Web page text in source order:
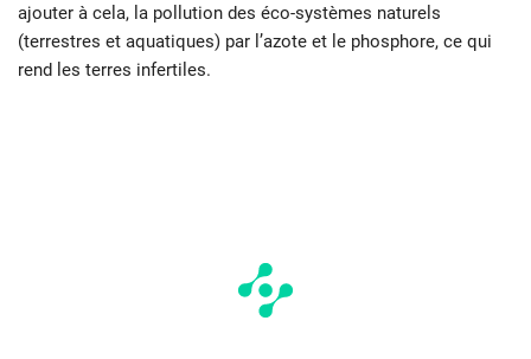
ajouter à cela, la pollution des éco-systèmes naturels
(terrestres et aquatiques) par l’azote et le phosphore, ce qui
rend les terres infertiles.